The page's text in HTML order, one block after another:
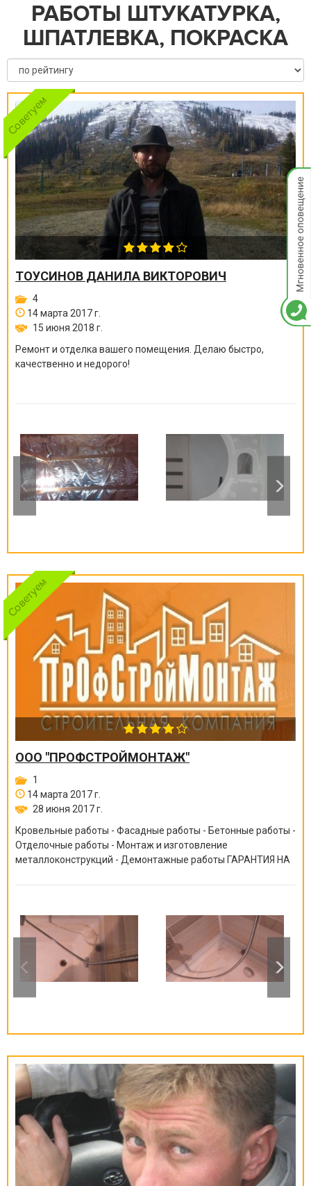
РАБОТЫ ШТУКАТУРКА,
ШПАТЛЕВКА, ПОКРАСКА
ТОУСИНОВ ДАНИЛА ВИКТОРОВИЧ
4
14 марта 2017 г.
15 июня 2018 г.
Ремонт и отделка вашего помещения. Делаю быстро,
качественно и недорого!
ООО "ПРОФСТРОЙМОНТАЖ"
1
14 марта 2017 г.
28 июня 2017 г.
Кровельные работы - Фасадные работы - Бетонные работы -
Отделочные работы - Монтаж и изготовление
металлоконструкций - Демонтажные работы ГАРАНТИЯ НА